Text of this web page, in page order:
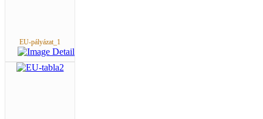
EU-pályázat_1